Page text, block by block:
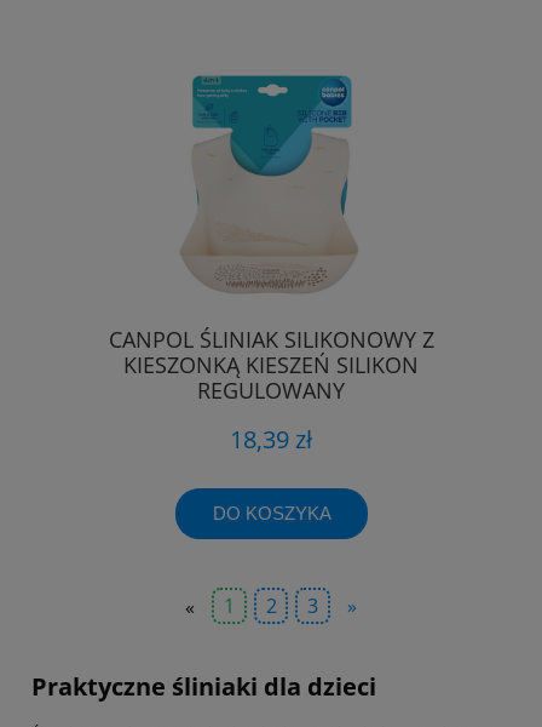
CANPOL ŚLINIAK SILIKONOWY Z
KIESZONKĄ KIESZEŃ SILIKON
REGULOWANY
18,39 zł
DO KOSZYKA
« 1 2 3 »
Praktyczne śliniaki dla dzieci